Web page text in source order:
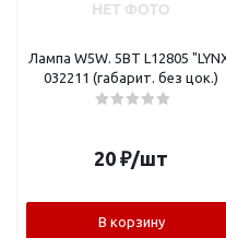
Лампа W5W. 5BT L12805
032211 (габарит. без цок.)
20 ₽/шт
В корзину